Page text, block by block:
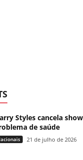
Styles cancela
de saúde
21 de julho de 2026